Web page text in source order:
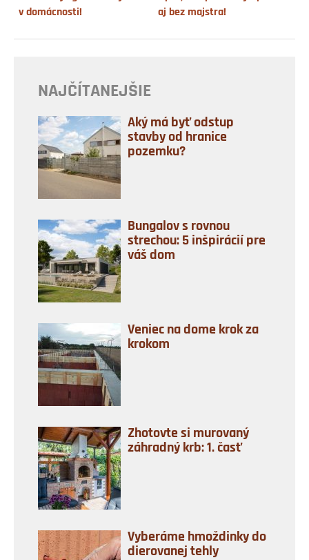
v domácnosti!
aj bez majstra!
NAJČÍTANEJŠIE
Aký má byť odstup
stavby od hranice
pozemku?
Bungalov s rovnou
strechou: 5 inšpirácií pre
váš dom
Veniec na dome krok za
krokom
Zhotovte si murovaný
záhradný krb: 1. časť
Vyberáme hmoždinky do
dierovanej tehly